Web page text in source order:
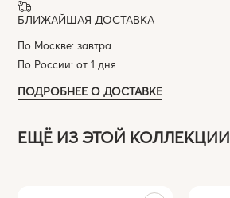
БЛИЖАЙШАЯ ДОСТАВКА
По Москве: завтра
По России: от 1 дня
ПОДРОБНЕЕ О ДОСТАВКЕ
ЕЩЁ ИЗ ЭТОЙ КОЛЛЕКЦИИ